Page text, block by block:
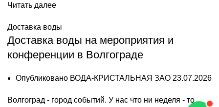
Читать далее
Доставка воды
Доставка воды на мероприятия и
конференции в Волгограде
Опубликовано ВОДА-КРИСТАЛЬНАЯ ЗАО 23.07.2026
Волгоград - город событий. У нас что ни неделя - то